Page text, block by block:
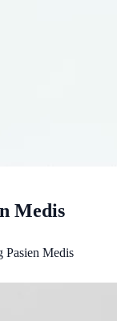
Medis
Pasien Medis